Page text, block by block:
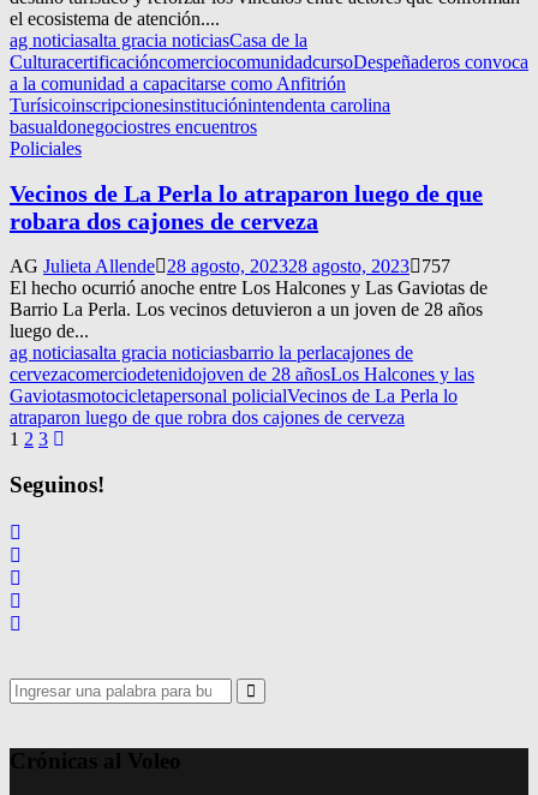
el ecosistema de atención....
ag noticiasalta gracia noticiasCasa de la
CulturacertificacióncomerciocomunidadcursoDespeñaderos convoca
a la comunidad a capacitarse como Anfitrión
Turísicoinscripcionesinstituciónintendenta carolina
basualdonegociostres encuentros
Policiales
Vecinos de La Perla lo atraparon luego de que
robara dos cajones de cerveza
AG Julieta Allende 28 agosto, 202328 agosto, 2023
757
El hecho ocurrió anoche entre Los Halcones y Las Gaviotas de
Barrio La Perla. Los vecinos detuvieron a un joven de 28 años
luego de...
ag noticiasalta gracia noticiasbarrio la perlacajones de
cervezacomerciodetenidojoven de 28 añosLos Halcones y las
Gaviotasmotocicletapersonal policialVecinos de La Perla lo
atraparon luego de que robra dos cajones de cerveza
Navegación
de
entradas
1 2 3
Seguinos!
Search
for:
Search
Crónicas al Voleo